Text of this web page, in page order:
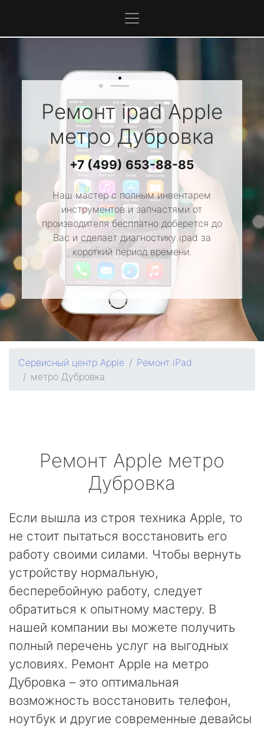
Ремонт ipadApple
метро Дубровка
+7 (499) 653-88-85
Наш мастер с полным инвентарем
инструментов и запчастями от
производителя бесплатно доберется до
Вас и сделает диагностику ipad за
короткий период времени.
Сервисный центр Apple
Ремонт iPad
метро Дубровка
Ремонт Apple метро
Дубровка
Если вышла из строя техника Apple, то
не стоит пытаться восстановить его
работу своими силами. Чтобы вернуть
устройству нормальную,
бесперебойную работу, следует
обратиться к опытному мастеру. В
нашей компании вы можете получить
полный перечень услуг на выгодных
условиях. Ремонт Apple на метро
Дубровка – это оптимальная
возможность восстановить телефон,
ноутбук и другие современные девайсы